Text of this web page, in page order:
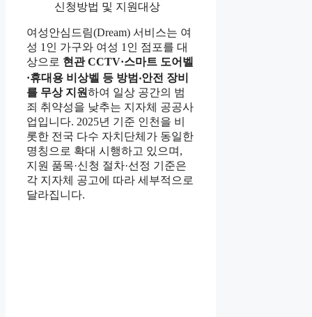
신청방법 및 지원대상
여성안심드림(Dream) 서비스는 여
성 1인 가구와 여성 1인 점포를 대
상으로 현관 CCTV·스마트 도어벨
·휴대용 비상벨 등 방범‧안전 장비
를 무상 지원하여 일상 공간의 범
죄 취약성을 낮추는 지자체 공공사
업입니다. 2025년 기준 인천을 비
롯한 전국 다수 자치단체가 동일한
명칭으로 확대 시행하고 있으며,
지원 품목·신청 절차·선정 기준은
각 지자체 공고에 따라 세부적으로
달라집니다.